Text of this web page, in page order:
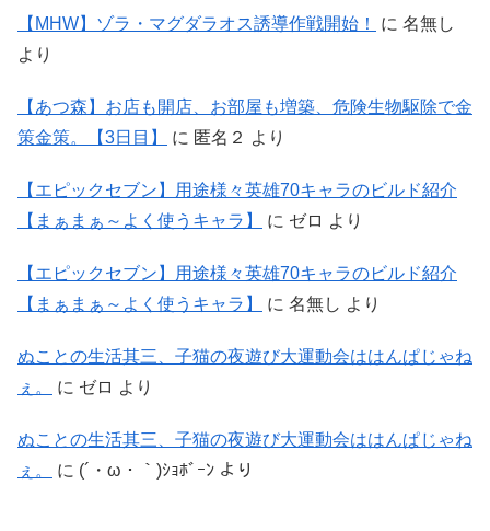
【MHW】ゾラ・マグダラオス誘導作戦開始！ に 名無し
より
【あつ森】お店も開店、お部屋も増築、危険生物駆除で金
策金策。【3日目】
に 匿名２ より
【エピックセブン】用途様々英雄70キャラのビルド紹介
【まぁまぁ～よく使うキャラ】
に ゼロ より
【エピックセブン】用途様々英雄70キャラのビルド紹介
【まぁまぁ～よく使うキャラ】
に 名無し より
ぬことの生活其三、子猫の夜遊び大運動会ははんぱじゃね
ぇ。
に ゼロ より
ぬことの生活其三、子猫の夜遊び大運動会ははんぱじゃね
ぇ。
に (´・ω・｀)ｼｮﾎﾞｰﾝ より